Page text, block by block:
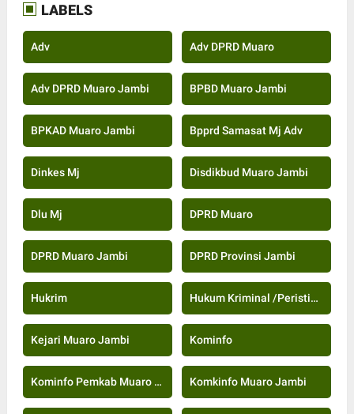
LABELS
Adv Adv DPRD Muaro
Adv DPRD Muaro Jambi BPBD Muaro Jambi
BPKAD Muaro Jambi Bpprd Samasat Mj Adv
Dinkes Mj Disdikbud Muaro Jambi
Dlu Mj DPRD Muaro
DPRD Muaro Jambi DPRD Provinsi Jambi
Hukrim Hukum Kriminal /Peristiwa
Kejari Muaro Jambi Kominfo
Kominfo Pemkab Muaro Jambi Komkinfo Muaro Jambi